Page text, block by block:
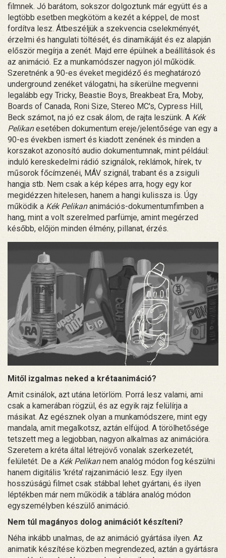
filmnek. Jó barátom, sokszor dolgoztunk már együtt és a
legtöbb esetben megkötöm a kezét a képpel, de most
fordítva lesz. Átbeszéljük a szekvencia cselekményét,
érzelmi és hangulati töltését, és dinamikáját és ez alapján
először megírja a zenét. Majd erre épülnek a beállítások és
az animáció. Ez a munkamódszer nagyon jól működik.
Szeretnénk a 90-es éveket megidéző és meghatározó
underground zenéket válogatni, ha sikerülne megvenni
legalább egy Tricky, Beastie Boys, Breakbeat Era, Moby,
Boards of Canada, Roni Size, Stereo MC's, Cypress Hill,
Beck számot, na jó ez csak álom, de rajta leszünk. A Kék
Pelikanesetében dokumentum ereje/jelentősége van egy a
90-es években ismert és kiadott zenének és minden a
korszakot azonosító audio dokumentumnak, mint például:
induló kereskedelmi rádió szignálok, reklámok, hírek, tv
műsorok főcímzenéi, MÁV szignál, trabant és a zsiguli
hangja stb. Nem csak a kép képes arra, hogy egy kor
megidézzen hitelesen, hanem a hangi kulissza is. Úgy
működik a Kék Pelikananimációs-dokumentumfimben a
hang, mint a volt szerelmed parfümje, amint megérzed
később, előjön minden élmény, pillanat, érzés.
Mitől izgalmas neked a krétaanimáció?
Amit csinálok, azt utána letörlöm. Porrá lesz valami, ami
csak a kamerában rögzül, és az egyik rajz felülírja a
másikat. Az egésznek olyan a munkamódszere, mint egy
mandala, amit megalkotsz, aztán elfújod. A törölhetősége
tetszett meg a legjobban, nagyon alkalmas az animációra.
Szeretem a kréta által létrejövő vonalak szerkezetét,
felületét. De a Kék Pelikannem analóg módon fog készülni
hanem digitális 'kréta' rajzanimáció lesz. Egy ilyen
hosszúságú filmet csak stábbal lehet gyártani, és ilyen
léptékben már nem működik a táblára analóg módon
egyszemélyben készülő animáció.
Nem túl magányos dolog animációt készíteni?
Néha inkább unalmas, de az animáció gyártása ilyen. Az
animatik készítése közben megrendezed, aztán a gyártásra